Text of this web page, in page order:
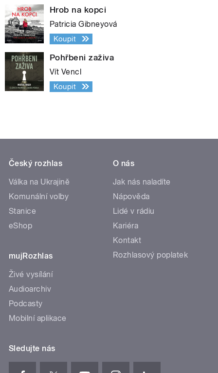
Hrob na kopci
Patricia Gibneyová
Koupit
Pohřbeni zaživa
Vít Vencl
Koupit
Český rozhlas
Válka na Ukrajině
Komunální volby
Stanice
eShop
mujRozhlas
Živé vysílání
Audioarchiv
Podcasty
Mobilní aplikace
O nás
Jak nás naladíte
Nápověda
Lidé v rádiu
Kariéra
Kontakt
Rozhlasový poplatek
Sledujte nás